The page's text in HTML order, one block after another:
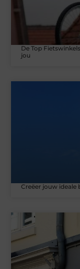
De Top
jou
Creëer jouw